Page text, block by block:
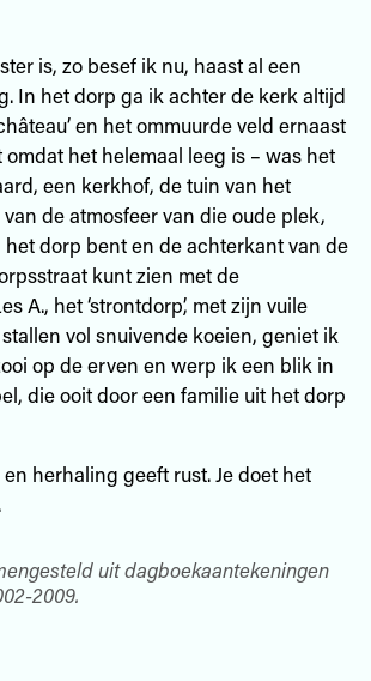
is, zo besef ik nu, haast al een
In het dorp ga ik achter de kerk altijd
en het ommuurde veld ernaast
het helemaal leeg is – was het
een kerkhof, de tuin van het
de atmosfeer van die oude plek,
dorp bent en de achterkant van de
kunt zien met de
A., het ‘strontdorp’, met zijn vuile
vol snuivende koeien, geniet ik
op de erven en werp ik een blik in
die ooit door een familie uit het dorp
herhaling geeft rust. Je doet het
uit dagboekaantekeningen
2009.